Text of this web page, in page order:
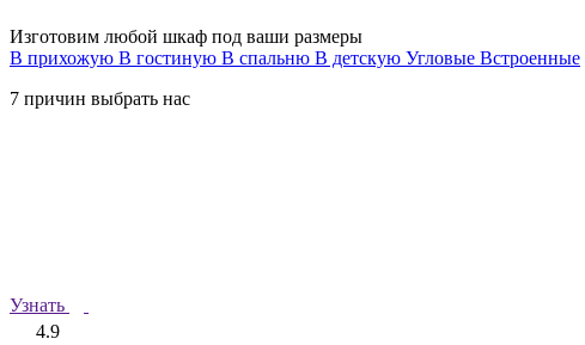
Изготовим любой шкаф под ваши размеры
В прихожую В гостиную В спальню В детскую Угловые Встроенные
7 причин выбрать нас
Узнать
4.9